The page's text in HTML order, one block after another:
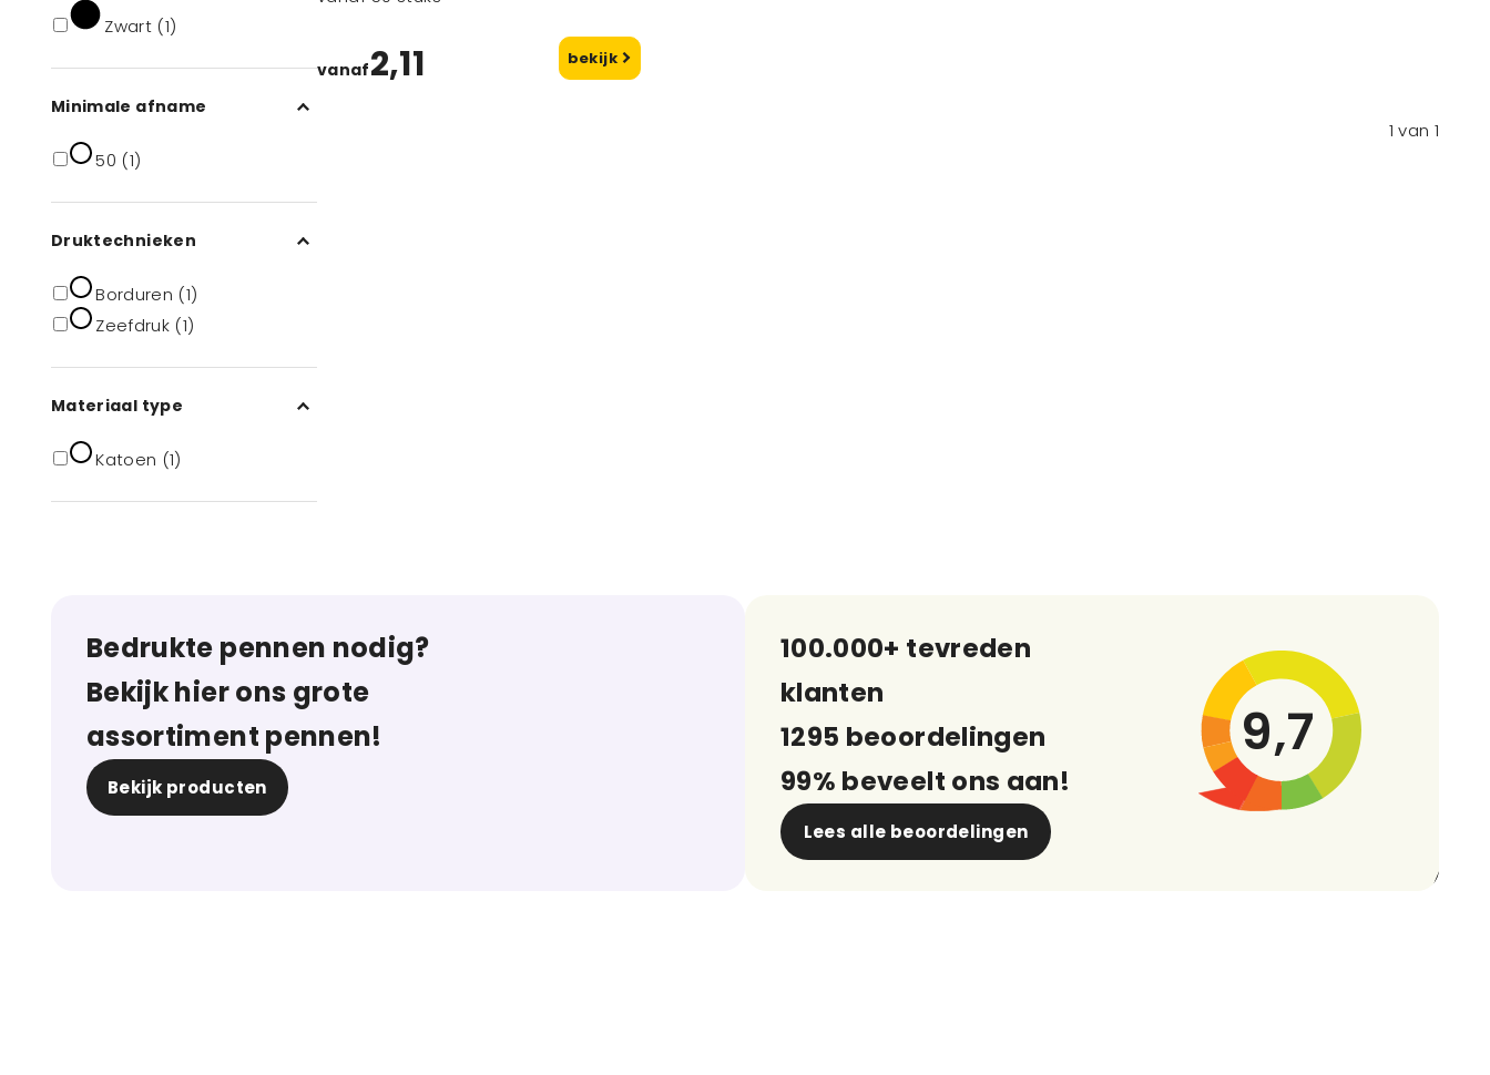
Zwart (1)
Minimale afname
50 (1)
Druktechnieken
Borduren (1)
Zeefdruk (1)
Materiaal type
Katoen (1)
vanaf2,11 bekijk
1 van 1
Bedrukte pennen nodig?
Bekijk hier ons grote
assortiment pennen!
Bekijk producten
100.000+ tevreden
klanten
1295 beoordelingen
99% beveelt ons aan!
Lees alle beoordelingen
9,7